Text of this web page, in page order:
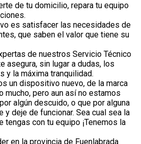
de tu domicilio, repara tu equipo
es satisfacer las necesidades de
que saben el valor que tiene su
de nuestros Servicio Técnico
asegura, sin lugar a dudas, los
y la máxima tranquilidad.
un dispositivo nuevo, de la marca
mucho, pero aun así no estamos
algún descuido, o que por alguna
y deje de funcionar. Sea cual sea la
tengas con tu equipo ¡Tenemos la
en la provincia de Fuenlabrada